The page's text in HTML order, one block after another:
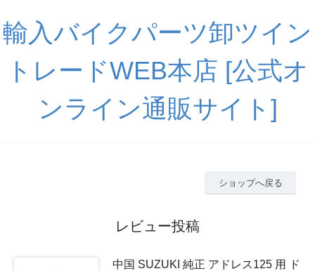
輸入バイクパーツ卸ツイン
トレードWEB本店 [公式オ
ンライン通販サイト]
ショップへ戻る
レビュー投稿
中国 SUZUKI 純正 アドレス125 用 ド